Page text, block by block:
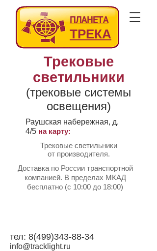
ПЛАНЕТА
ТРЕКА
Трековые
светильники
(трековые системы
освещения)
Раушская набережная, д.
4/5 на карту:
Трековые светильники
от производителя.
Доставка по России транспортной
компанией. В пределах МКАД
бесплатно (с 10:00 до 18:00)
тел: 8(499)343-88-34
info@tracklight.ru